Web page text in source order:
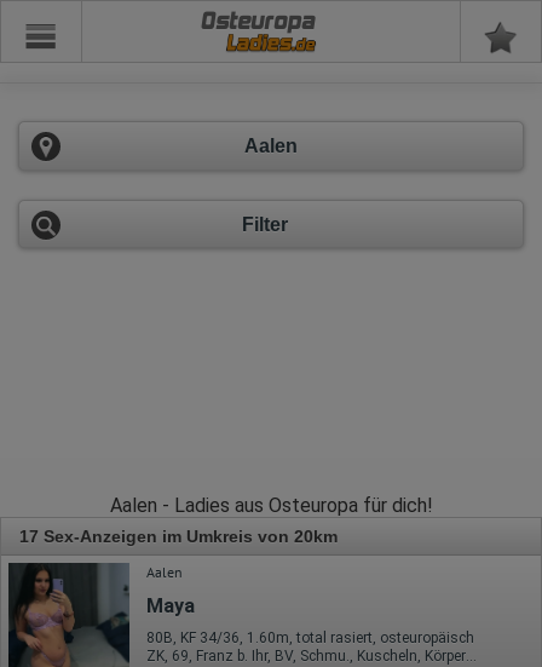
Osteuropa
Aalen
Filter
Aalen - Ladies aus Osteuropa für dich!
17 Sex-Anzeigen im Umkreis von 20km
Aalen
Maya
80B, KF 34/36, 1.60m, total rasiert, osteuropäisch
ZK, 69, Franz b. Ihr, BV, Schmu., Kuscheln, Körperküs., EL